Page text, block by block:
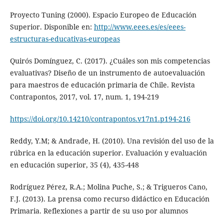
Proyecto Tuning (2000). Espacio Europeo de Educación
Superior. Disponible en: http://www.eees.es/es/eees-
estructuras-educativas-europeas
Quirós Domínguez, C. (2017). ¿Cuáles son mis competencias
evaluativas? Diseño de un instrumento de autoevaluación
para maestros de educación primaria de Chile. Revista
Contrapontos, 2017, vol. 17, num. 1, 194-219
https://doi.org/10.14210/contrapontos.v17n1.p194-216
Reddy, Y.M; & Andrade, H. (2010). Una revisión del uso de la
rúbrica en la educación superior. Evaluación y evaluación
en educación superior, 35 (4), 435-448
Rodríguez Pérez, R.A.; Molina Puche, S.; & Trigueros Cano,
F.J. (2013). La prensa como recurso didáctico en Educación
Primaria. Reflexiones a partir de su uso por alumnos